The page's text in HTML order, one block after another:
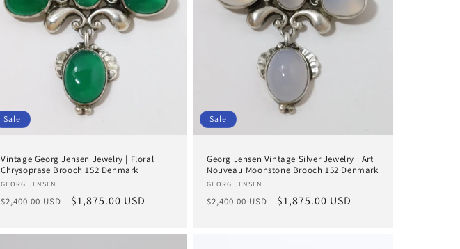
Sale
Vintage Georg Jensen Jewelry | Floral
Chrysoprase Brooch 152 Denmark
Anbieter:
GEORG JENSEN
Normaler
$2,400.00 USD Verkaufspreis
$1,875.00 USD
Sale
Georg Jensen Vintage Silver Jewelry | Art
Nouveau Moonstone Brooch 152 Denmark
Anbieter:
GEORG JENSEN
Normaler
$2,400.00 USD Verkaufspreis
$1,875.00 USD